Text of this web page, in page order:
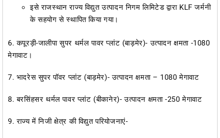
इसे राजस्थान राज्य विद्युत उत्पादन निगम लिमिटेड द्वारा KLF जर्मनी
के सहयोग से स्थापित किया गया।
6. कपूरड़ी-जालीपा सुपर थर्मल पावर प्लांट (बाड़मेर)- उत्पादन क्षमता -1080
मेगावाट।
7. भादरेस सुपर पॉवर प्लांट (बाड़मेर)- उत्पादन क्षमता – 1080 मेगावाट
8. बरसिंहसर थर्मल पावर प्लांट (बीकानेर)- उत्पादन क्षमता -250 मेगावाट
9. राज्य में निजी क्षेत्र की विद्युत परियोजनाएं-